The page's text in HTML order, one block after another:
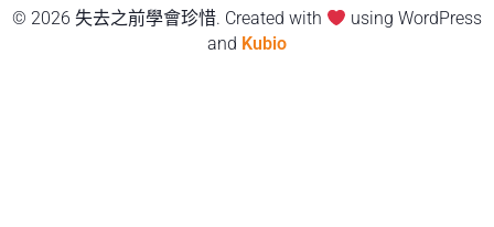
© 2026 失去之前學會珍惜. Created with
using WordPress
and Kubio